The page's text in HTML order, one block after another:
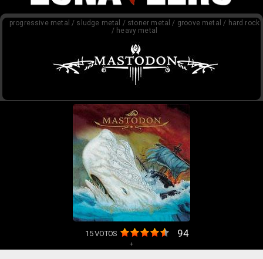
CONTENIDO
COMUNIDAD
progressive metal / sludge metal / stoner metal / groove metal / hard rock
/ heavy metal
15VOTOS 94
+